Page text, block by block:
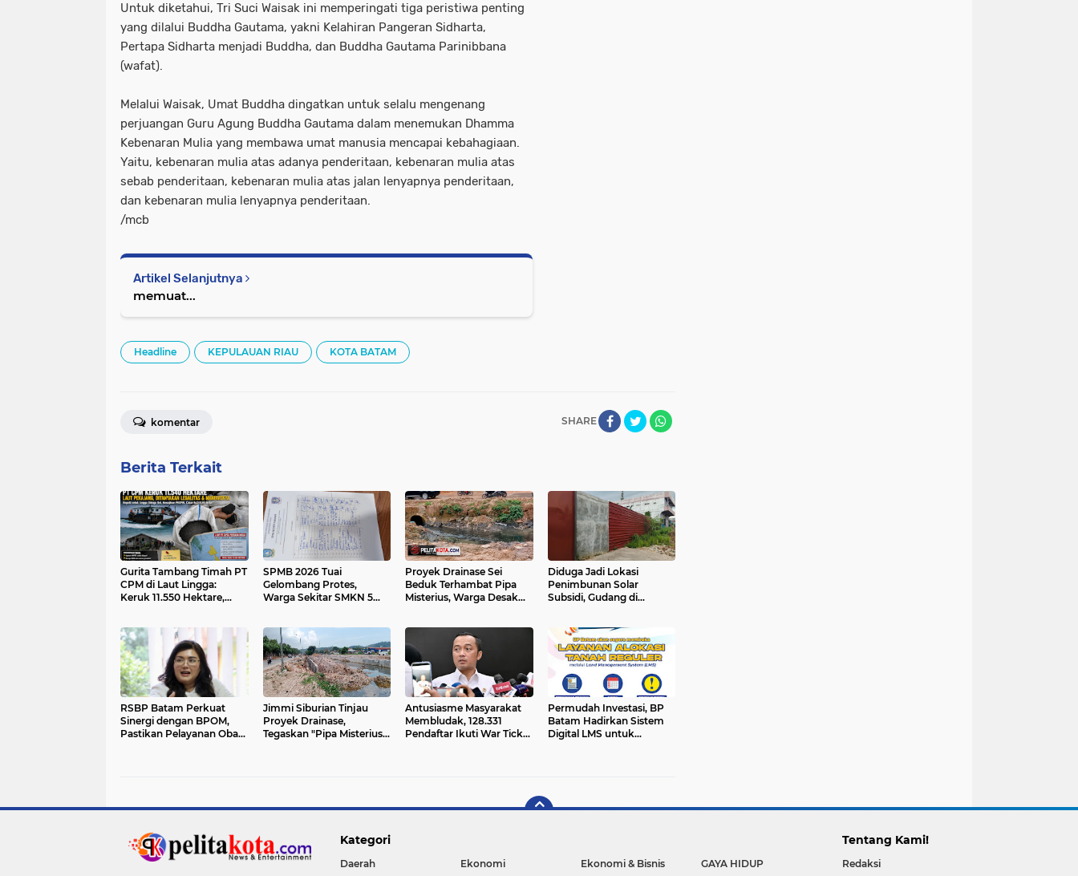
Untuk diketahui, Tri Suci Waisak ini memperingati tiga peristiwa penting
yang dilalui Buddha Gautama, yakni Kelahiran Pangeran Sidharta,
Pertapa Sidharta menjadi Buddha, dan Buddha Gautama Parinibbana
(wafat).
Melalui Waisak, Umat Buddha dingatkan untuk selalu mengenang
perjuangan Guru Agung Buddha Gautama dalam menemukan Dhamma
Kebenaran Mulia yang membawa umat manusia mencapai kebahagiaan.
Yaitu, kebenaran mulia atas adanya penderitaan, kebenaran mulia atas
sebab penderitaan, kebenaran mulia atas jalan lenyapnya penderitaan,
dan kebenaran mulia lenyapnya penderitaan.
/mcb
Artikel Selanjutnya
memuat...
Headline KEPULAUAN RIAU KOTA BATAM
SHARE
komentar
Berita Terkait
Gurita Tambang Timah PT
CPM di Laut Lingga:
Keruk 11.550 Hektare,
SPMB 2026 Tuai
Gelombang Protes,
Warga Sekitar SMKN 5
Proyek Drainase Sei
Beduk Terhambat Pipa
Misterius, Warga Desak
Diduga Jadi Lokasi
Penimbunan Solar
Subsidi, Gudang di
Diminta Bertindak
RSBP Batam Perkuat
Sinergi dengan BPOM,
Pastikan Pelayanan Obat
Jimmi Siburian Tinjau
Proyek Drainase,
Tegaskan "Pipa Misterius"
Antusiasme Masyarakat
Membludak, 128.331
Pendaftar Ikuti War Ticket
Permudah Investasi, BP
Batam Hadirkan Sistem
Digital LMS untuk
Kategori
Daerah Ekonomi Ekonomi & Bisnis GAYA HIDUP
Tentang Kami!
Redaksi